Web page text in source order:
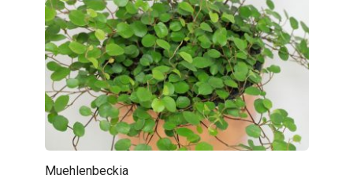
Muehlenbeckia